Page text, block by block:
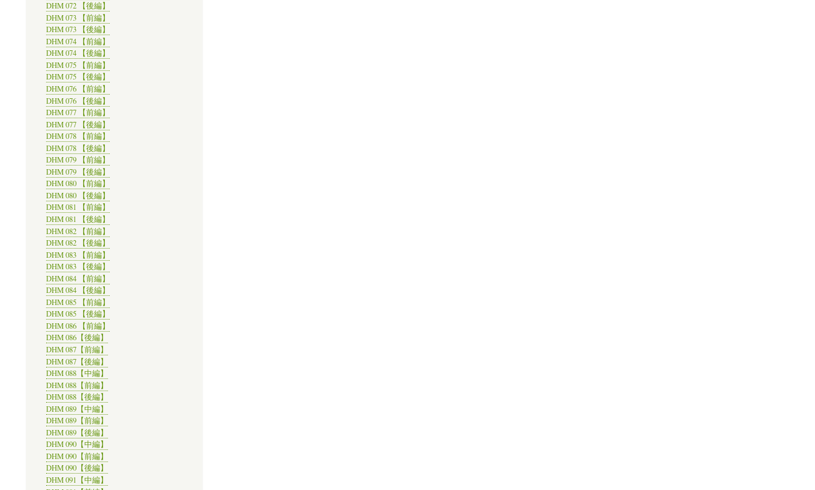
DHM 072 【後編】
DHM 073 【前編】
DHM 073 【後編】
DHM 074 【前編】
DHM 074 【後編】
DHM 075 【前編】
DHM 075 【後編】
DHM 076 【前編】
DHM 076 【後編】
DHM 077 【前編】
DHM 077 【後編】
DHM 078 【前編】
DHM 078 【後編】
DHM 079 【前編】
DHM 079 【後編】
DHM 080 【前編】
DHM 080 【後編】
DHM 081 【前編】
DHM 081 【後編】
DHM 082 【前編】
DHM 082 【後編】
DHM 083 【前編】
DHM 083 【後編】
DHM 084 【前編】
DHM 084 【後編】
DHM 085 【前編】
DHM 085 【後編】
DHM 086 【前編】
DHM 086【後編】
DHM 087【前編】
DHM 087【後編】
DHM 088【中編】
DHM 088【前編】
DHM 088【後編】
DHM 089【中編】
DHM 089【前編】
DHM 089【後編】
DHM 090【中編】
DHM 090【前編】
DHM 090【後編】
DHM 091【中編】